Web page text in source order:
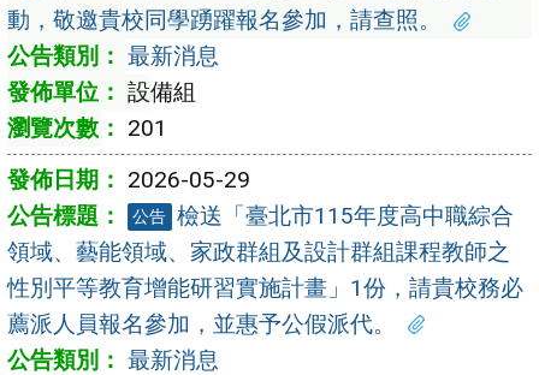
動，敬邀貴校同學踴躍報名參加，請查照。
最新消息
設備組
201
2026-05-29
公告 檢送「臺北市115年度高中職綜合
領域、藝能領域、家政群組及設計群組課程教師之
性別平等教育增能研習實施計畫」1份，請貴校務必
薦派人員報名參加，並惠予公假派代。
最新消息